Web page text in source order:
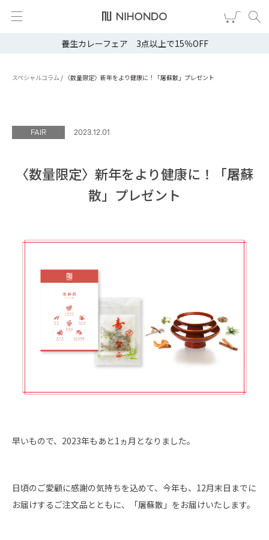
養生カレーフェア 3点以上で15％OFF
スペシャルコラム / 〈数量限定〉新年をより健康に！「屠蘇散」プレゼント
FAIR 2023.12.01
〈数量限定〉新年をより健康に！「屠蘇
散」プレゼント
早いもので、2023年もあと1ヵ月となりました。
日頃のご愛顧に感謝の気持ちを込めて、今年も、12月末日までに
お届けするご注文品とともに、「屠蘇散」をお届けいたします。
新規会員登録 ログイン
健康食品
食品
スキンケア
ショッピングガイド